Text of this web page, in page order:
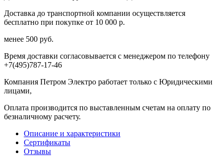
Доставка до транспортной компании осуществляется
бесплатно при покупке от 10 000 р.
менее 500 руб.
Время доставки согласовывается с менеджером по телефону
+7(495)787-17-46
Компания Петром Электро работает только с Юридическими
лицами,
Оплата производится по выставленным счетам на оплату по
безналичному расчету.
Описание и характеристики
Сертификаты
Отзывы